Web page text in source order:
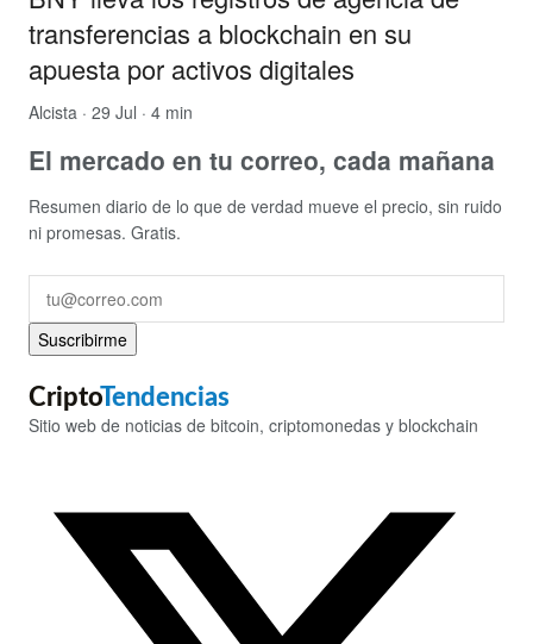
transferencias a blockchain en su
apuesta por activos digitales
Alcista · 29 Jul · 4 min
El mercado en tu correo, cada mañana
Resumen diario de lo que de verdad mueve el precio, sin ruido
ni promesas. Gratis.
Suscribirme
CriptoTendencias
Sitio web de noticias de bitcoin, criptomonedas y blockchain